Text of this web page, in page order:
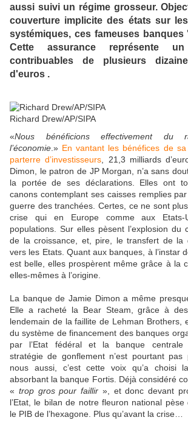
aussi suivi un régime grosseur.
couverture implicite des états sur
systémiques, ces fameuses
Cette assurance représente
contribuables de plusieurs
d'euros .
Richard Drew/AP/SIPA
«Nous bénéficions effectivement du
l’économie .» En vantant les bénéfices de
parterre d’investisseurs , 21,3 milliards
Dimon, le patron de JP Morgan, n’a sans
la portée de ses déclarations. Elles ont
canons contemplant ses caisses remplies
guerre des tranchées. Certes, ce ne sont
crise qui en Europe comme aux Etats-
populations. Sur elles pèsent l’explosion du
de la croissance, et, pire, le transfert de la
vers les Etats. Quant aux banques, à l’instar
est belle, elles prospèrent même grâce à la
elles-mêmes à l’origine.
La banque de Jamie Dimon a même
Elle a racheté la Bear Steam, grâce à
lendemain de la faillite de Lehman Brothers,
du système de financement des banques
par l’Etat fédéral et la banque centrale
stratégie de gonflement n’est pourtant
nous aussi, c’est cette voix qu’a choisi
absorbant la banque Fortis. Déjà considéré
« trop gros pour faillir », et donc devant
l’Etat, le bilan de notre fleuron national
le PIB de l’hexagone. Plus qu’avant la crise…